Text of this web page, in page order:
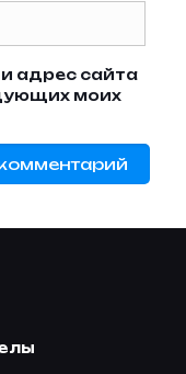
адрес сайта
моих